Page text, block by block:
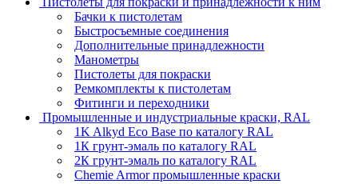
Бачки к пистолетам
Быстросъемные соединения
Дополнительные принадлежности
Манометры
Пистолеты для покраски
Ремкомплекты к пистолетам
Фитинги и переходники
Промышленные и индустриальные краски, RAL
1K Alkyd Eco Base по каталогу RAL
1К грунт-эмаль по каталогу RAL
2К грунт-эмаль по каталогу RAL
Chemie Armor промышленные краски